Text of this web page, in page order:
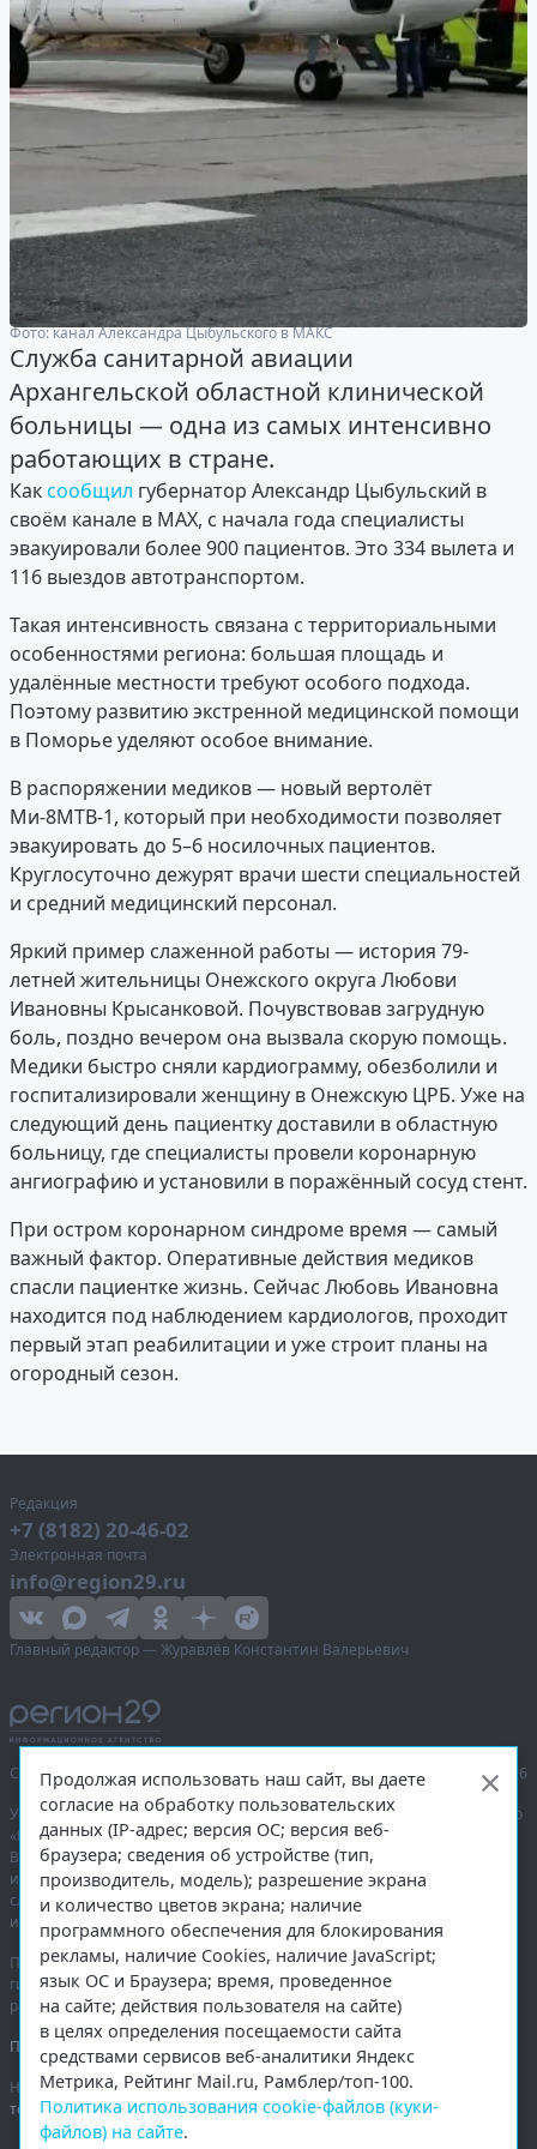
Фото: канал Александра Цыбульского в МАКС
Служба санитарной авиации
Архангельской областной клинической
больницы — одна из самых интенсивно
работающих в стране.
Каксообщил губернатор Александр Цыбульский в
своём канале в MAX, с начала года специалисты
эвакуировали более 900 пациентов. Это 334 вылета и
116 выездов автотранспортом.
Такая интенсивность связана с территориальными
особенностями региона: большая площадь и
удалённые местности требуют особого подхода.
Поэтому развитию экстренной медицинской помощи
в Поморье уделяют особое внимание.
В распоряжении медиков — новый вертолёт
Ми-8МТВ-1, который при необходимости позволяет
эвакуировать до 5–6 носилочных пациентов.
Круглосуточно дежурят врачи шести специальностей
и средний медицинский персонал.
Яркий пример слаженной работы — история 79-
летней жительницы Онежского округа Любови
Ивановны Крысанковой. Почувствовав загрудную
боль, поздно вечером она вызвала скорую помощь.
Медики быстро сняли кардиограмму, обезболили и
госпитализировали женщину в Онежскую ЦРБ. Уже на
следующий день пациентку доставили в областную
больницу, где специалисты провели коронарную
ангиографию и установили в поражённый сосуд стент.
При остром коронарном синдроме время — самый
важный фактор. Оперативные действия медиков
спасли пациентке жизнь. Сейчас Любовь Ивановна
находится под наблюдением кардиологов, проходит
первый этап реабилитации и уже строит планы на
огородный сезон.
Редакция
+7 (8182) 20-46-02
Электронная почта
info@region29.ru
Главный редактор — Журавлёв Константин Валерьевич
Сетевое издание «Информационное агентство Регион 29»,
© 2016–2026
Учредитель — общество с ограниченной ответственностью «Агентство
«Правда Севера».
Выписка из реестра зарегистрированных средств массовой
информации:ЭЛ № ФС 77-74226от 09.11.2018 выдано Федеральной
службой по надзору в сфере связи, информационных технологий
и массовых коммуникаций (Роскомнадзор).
При полном или частичном использовании любых материалов
гиперссылка на region29.ruобязательна. Копирование материалов без
разрешения администрации сайта запрещено.
Правовая информация
На информационном ресурсе применяютсярекомендательные
технологии.
Продолжая использовать наш сайт, вы даете
согласие на обработку пользовательских
данных (IP-адрес; версия ОС; версия веб-
браузера; сведения об устройстве (тип,
производитель, модель); разрешение экрана
и количество цветов экрана; наличие
программного обеспечения для блокирования
рекламы, наличие Cookies, наличие JavaScript;
язык ОС и Браузера; время, проведенное
на сайте; действия пользователя на сайте)
в целях определения посещаемости сайта
средствами сервисов веб-аналитики Яндекс
Метрика, Рейтинг Mail.ru, Рамблер/топ-100.
Политика использования cookie-файлов (куки-
файлов) на сайте.